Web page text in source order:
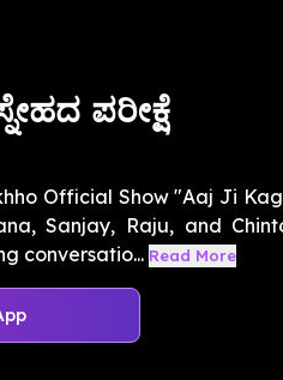
ಪರೀಕ್ಷೆ
Official Show "Aaj Ji
Sanjay, Raju, and
conversatio... Read More